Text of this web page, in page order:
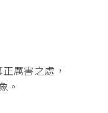
厲害之處，
。